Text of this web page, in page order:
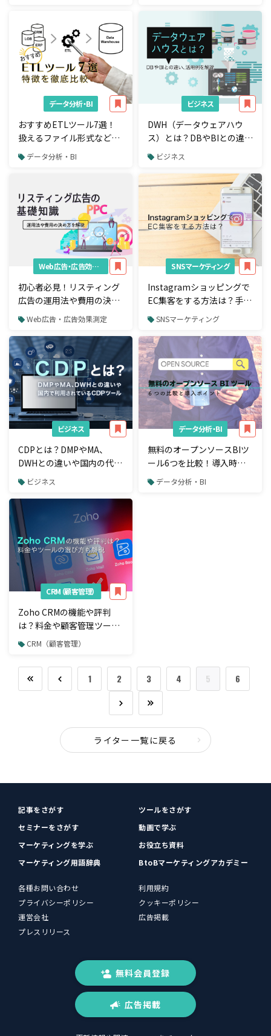
データ分析・BI
おすすめETLツール7選！
扱えるファイル形式など特
徴を徹底比較
データ分析・BI
ビジネス
DWH（データウェアハウ
ス）とは？DBやBIとの違
い、主なツールを解説
ビジネス
Web広告・広告効果測定
初心者必見！リスティング
広告の運用法や費用の決め
方を具体例を交えて解説
Web広告・広告効果測定
SNSマーケティング
Instagramショッピングで
EC集客をする方法は？手順
や事例を解説
SNSマーケティング
ビジネス
CDPとは？DMPやMA、
DWHとの違いや国内の代表
的なCDPツール5選
ビジネス
データ分析・BI
無料のオープンソースBIツ
ール6つを比較！導入時の
ポイントも解説
データ分析・BI
CRM（顧客管理）
Zoho CRMの機能や評判
は？料金や顧客管理ツール
の選び方も解説
CRM（顧客管理）
1 2 3 4 5 6
ライター一覧に戻る
記事をさがす
ツールをさがす
セミナーをさがす
動画で学ぶ
マーケティングを学ぶ
お役立ち資料
マーケティング用語辞典
BtoBマーケティングアカデミー
各種お問い合わせ
利用規約
プライバシーポリシー
クッキーポリシー
運営会社
広告掲載
プレスリリース
無料会員登録
広告掲載